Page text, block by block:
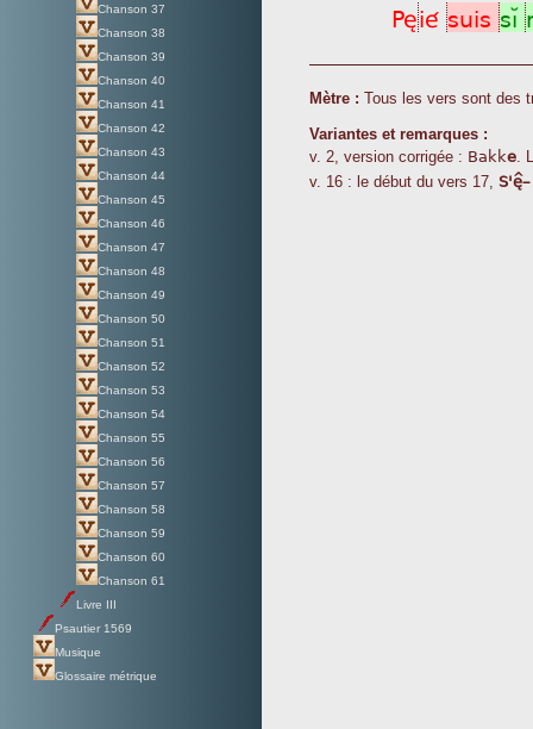
Chanson 37
Chanson 38
Chanson 39
Chanson 40
Chanson 41
Chanson 42
Chanson 43
Chanson 44
Chanson 45
Chanson 46
Chanson 47
Chanson 48
Chanson 49
Chanson 50
Chanson 51
Chanson 52
Chanson 53
Chanson 54
Chanson 55
Chanson 56
Chanson 57
Chanson 58
Chanson 59
Chanson 60
Chanson 61
Livre III
Psautier 1569
Musique
Glossaire métrique
Pèié suis sìÁ
Mètre : Tous les vers sont des
Variantes et remarques :
v. 2, version corrigée : Bakke .
v. 16 : le début du vers 17,